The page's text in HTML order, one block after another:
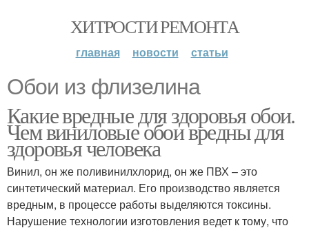
ХИТРОСТИ РЕМОНТА
главная новости статьи
Обои из флизелина
Какие вредные для здоровья обои.
Чем виниловые обои вредны для
здоровья человека
Винил, он же поливинилхлорид, он же ПВХ – это
синтетический материал. Его производство является
вредным, в процессе работы выделяются токсины.
Нарушение технологии изготовления ведет к тому, что